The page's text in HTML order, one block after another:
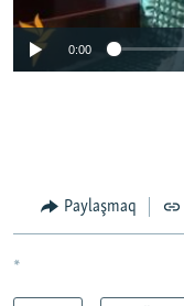
0:00
Paylaşmaq
*